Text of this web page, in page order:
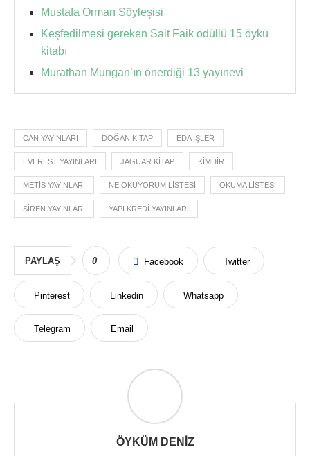
Mustafa Orman Söyleşisi
Keşfedilmesi gereken Sait Faik ödüllü 15 öykü
kitabı
Murathan Mungan’ın önerdiği 13 yayınevi
CAN YAYINLARI DOĞAN KITAP EDA İŞLER
EVEREST YAYINLARI JAGUAR KITAP KIMDIR
METIS YAYINLARI NE OKUYORUM LISTESI OKUMA LISTESI
SIREN YAYINLARI YAPI KREDI YAYINLARI
PAYLAŞ 0 Facebook Twitter
Pinterest Linkedin Whatsapp
Telegram Email
ÖYKÜM DENIZ